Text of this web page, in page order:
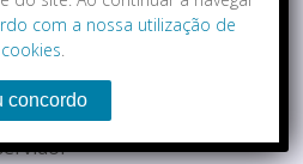
14/16)
teatral “Gandhi, um líder
com a nossa utilização de
cookies.